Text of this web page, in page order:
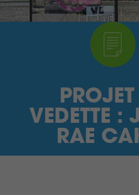
JE SUIS UN
RECHERCHE
CONTRASTE
ENGLISH
CONNEXION
VEDETTE :
RAE